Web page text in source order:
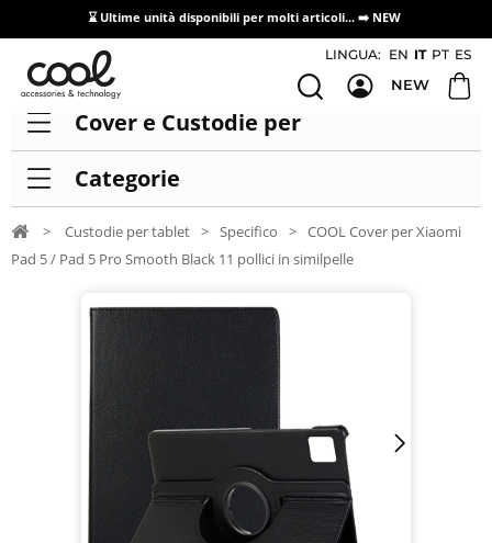
⌛ Ultime unità disponibili per molti articoli... ➡️ NEW
Accesso/registrazione distributori
LINGUA: EN IT PT ES
NEW
Cover e Custodie per
Categorie
> Custodie per tablet > Specifico > COOL Cover per Xiaomi
Pad 5 / Pad 5 Pro Smooth Black 11 pollici in similpelle